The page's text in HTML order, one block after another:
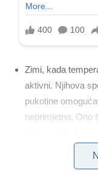
Zimi, kada
aktivni. Njihova
pukotine
neprimjetno. Ono
hrani za kućne